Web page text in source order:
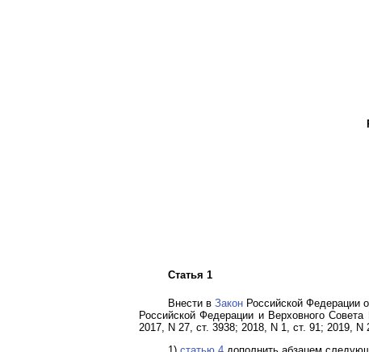
Статья 1
Внести в Закон Российской Федерации
Российской Федерации и Верховного
2017, N 27, ст. 3938; 2018, N 1, ст. 91; 2019,